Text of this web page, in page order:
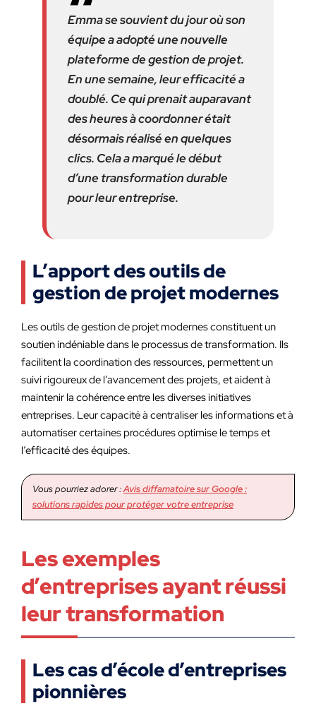
Emma se souvient du jour où son
équipe a adopté une nouvelle
plateforme de gestion de projet.
En une semaine, leur efficacité a
doublé. Ce qui prenait auparavant
des heures à coordonner était
désormais réalisé en quelques
clics. Cela a marqué le début
d’une transformation durable
pour leur entreprise.
L’apport des outils de
gestion de projet modernes
Les outils de gestion de projet modernes constituent un
soutien indéniable dans le processus de transformation. Ils
facilitent la coordination des ressources, permettent un
suivi rigoureux de l’avancement des projets, et aident à
maintenir la cohérence entre les diverses initiatives
entreprises. Leur capacité à centraliser les informations et à
automatiser certaines procédures optimise le temps et
l’efficacité des équipes.
Vous pourriez adorer :Avis diffamatoire sur Google :
solutions rapides pour protéger votre entreprise
Les exemples
d’entreprises ayant réussi
leur transformation
Les cas d’école d’entreprises
pionnières